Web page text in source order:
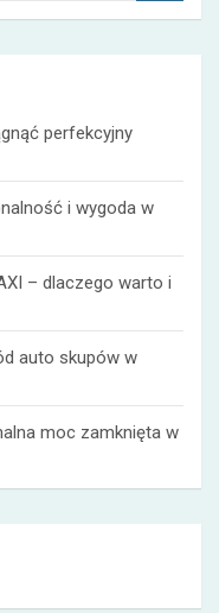
perfekcyjny
i wygoda w
– dlaczego warto i
auto skupów w
moc zamknięta w